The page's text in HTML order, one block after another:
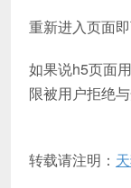
重新进入页面
如果说h5页面
限被用户拒绝
转载请注明：